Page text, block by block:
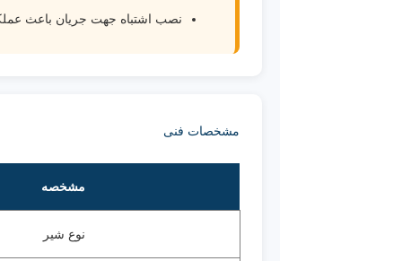
نصب اشتباه جهت جریان باعث
مشخصات فنی
مشخصه
نوع شیر